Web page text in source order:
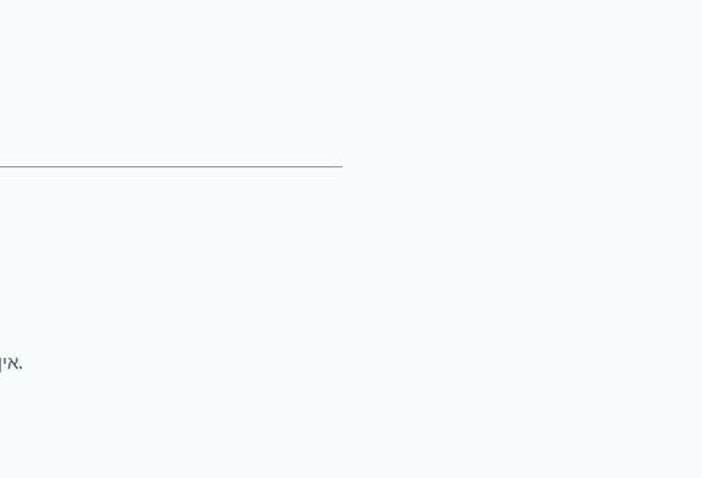
אין צורך לבקר בעשרות אתרים, לקרוא פורומים או לבדוק כל פלטפורמה בעצמך.